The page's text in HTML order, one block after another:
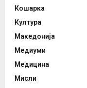
Кошарка
Култура
Македонија
Медиуми
Медицина
Мисли